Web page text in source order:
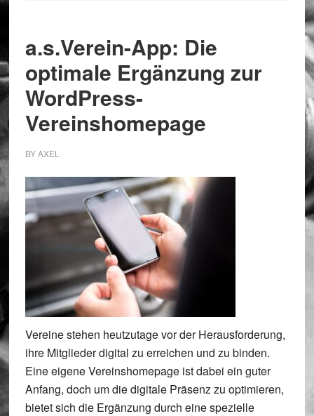
a.s.Verein-App: Die
optimale Ergänzung zur
WordPress-
Vereinshomepage
BYAXEL
Vereine stehen heutzutage vor der Herausforderung,
ihre Mitglieder digital zu erreichen und zu binden.
Eine eigene Vereinshomepage ist dabei ein guter
Anfang, doch um die digitale Präsenz zu optimieren,
bietet sich die Ergänzung durch eine spezielle